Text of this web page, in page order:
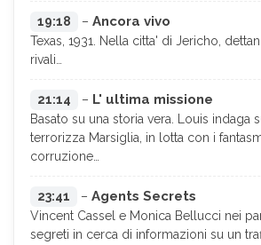
19:18 – Ancora vivo
Texas, 1931. Nella citta' di Jericho,
rivali…
21:14 – L' ultima missione
Basato su una storia vera. Louis indaga
terrorizza Marsiglia, in lotta con i
corruzione…
23:41 – Agents Secrets
Vincent Cassel e Monica Bellucci nei
segreti in cerca di informazioni su un